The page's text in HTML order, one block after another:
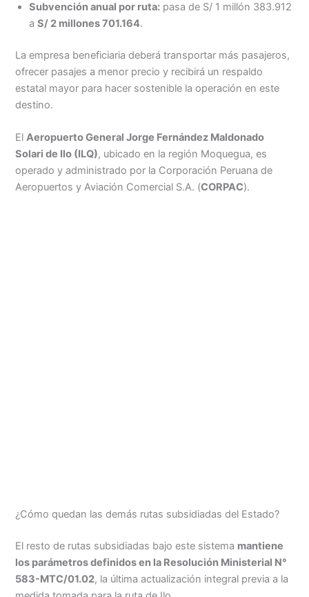
Subvención anual por ruta: pasa de S/ 1 millón 383.912
aS/ 2 millones 701.164.
La empresa beneficiaria deberá transportar más pasajeros,
ofrecer pasajes a menor precio y recibirá un respaldo
estatal mayor para hacer sostenible la operación en este
destino.
ElAeropuerto General Jorge Fernández Maldonado
Solari de Ilo (ILQ), ubicado en la región Moquegua, es
operado y administrado por la Corporación Peruana de
Aeropuertos y Aviación Comercial S.A. (CORPAC).
¿Cómo quedan las demás rutas subsidiadas del Estado?
El resto de rutas subsidiadas bajo este sistema mantiene
los parámetros definidos en la Resolución Ministerial N°
583-MTC/01.02, la última actualización integral previa a la